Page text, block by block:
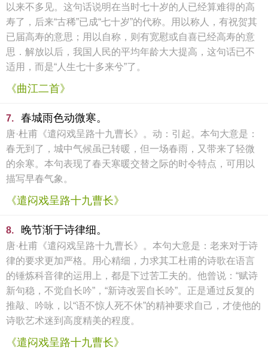
以来不多见。这句话说明在当时七十岁的人已经算难得的高
寿了，后来“古稀”已成“七十岁”的代称。用以称人，有祝贺其
已届高寿的意思；用以自称，则有宽慰或自喜已经高寿的意
思．解放以后，我国人民的平均年龄大大提高，这句话已不
适用，而是“人生七十多来兮”了。
《曲江二首》
7. 春城雨色动微寒。
唐·杜甫《遣闷戏呈路十九曹长》。动：引起。本句大意是：
春无到了，城中气候虽已转暖，但一场春雨，又带来了轻微
的余寒。本句表现了春天寒暖交替之际的时令特点，可用以
描写早春气象。
《遣闷戏呈路十九曹长》
8. 晚节渐于诗律细。
唐·杜甫《遣闷戏呈路十九曹长》。本句大意是：老来对于诗
律的要求更加严格。用心精细，力求其工杜甫的诗歌在语言
的锤炼科音律的运用上，都是下过苦工夫的。他曾说：“赋诗
新句稳，不觉自长吟”，“新诗改罢自长吟”。正是通过反复的
推敲、吟咏，以“语不惊人死不休”的精神要求自己，才使他的
诗歌艺术迷到高度精美的程度。
《遣闷戏呈路十九曹长》